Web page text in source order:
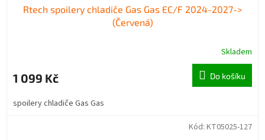
Rtech spoilery chladiče Gas Gas EC/F 2024-2027->
(Červená)
Skladem
1 099 Kč Do košíku
spoilery chladiče Gas Gas
Kód: KT05025-127